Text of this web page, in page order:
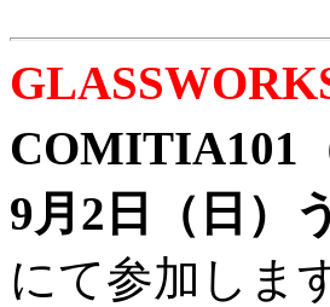
COMITIA101
9月2日（日）
にて参加しま